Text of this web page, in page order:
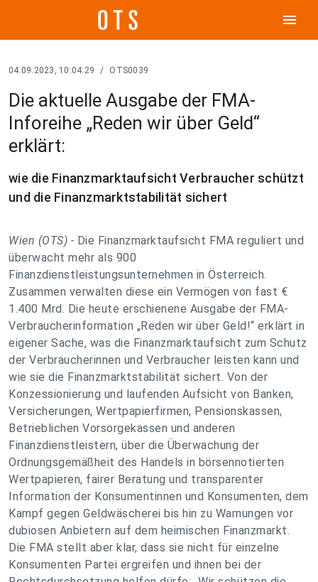
menu
04.09.2023, 10:04:29 / OTS0039
Die aktuelle Ausgabe der FMA-
Inforeihe „Reden wir über Geld“
erklärt:
wie die Finanzmarktaufsicht Verbraucher schützt
und die Finanzmarktstabilität sichert
Wien (OTS) - Die Finanzmarktaufsicht FMA reguliert und
überwacht mehr als 900
Finanzdienstleistungsunternehmen in Österreich.
Zusammen verwalten diese ein Vermögen von fast €
1.400 Mrd. Die heute erschienene Ausgabe der FMA-
Verbraucherinformation „Reden wir über Geld!“ erklärt in
eigener Sache, was die Finanzmarktaufsicht zum Schutz
der Verbraucherinnen und Verbraucher leisten kann und
wie sie die Finanzmarktstabilität sichert. Von der
Konzessionierung und laufenden Aufsicht von Banken,
Versicherungen, Wertpapierfirmen, Pensionskassen,
Betrieblichen Vorsorgekassen und anderen
Finanzdienstleistern, über die Überwachung der
Ordnungsgemäßheit des Handels in börsennotierten
Wertpapieren, fairer Beratung und transparenter
Information der Konsumentinnen und Konsumenten, dem
Kampf gegen Geldwäscherei bis hin zu Warnungen vor
dubiosen Anbietern auf dem heimischen Finanzmarkt.
Die FMA stellt aber klar, dass sie nicht für einzelne
Konsumenten Partei ergreifen und ihnen bei der